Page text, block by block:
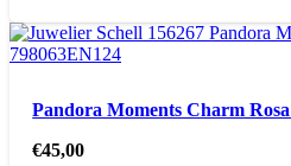
Pandora Moments Charm
€45,00